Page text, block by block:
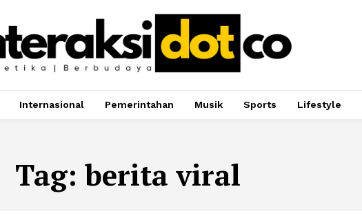
Internasional Pemerintahan Musik Sports Lifestyle
Tag: berita viral